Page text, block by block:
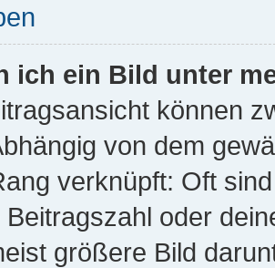
ich ein Bild unter
können
von dem
verknüpft: Oft
Beitragszahl oder
größere Bild